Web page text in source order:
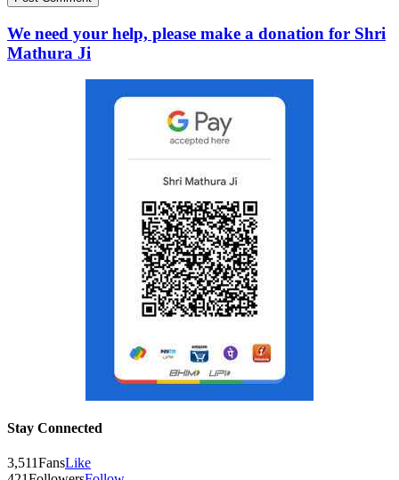
We need your help, please make a donation for Shri
Mathura Ji
Stay Connected
3,511FansLike